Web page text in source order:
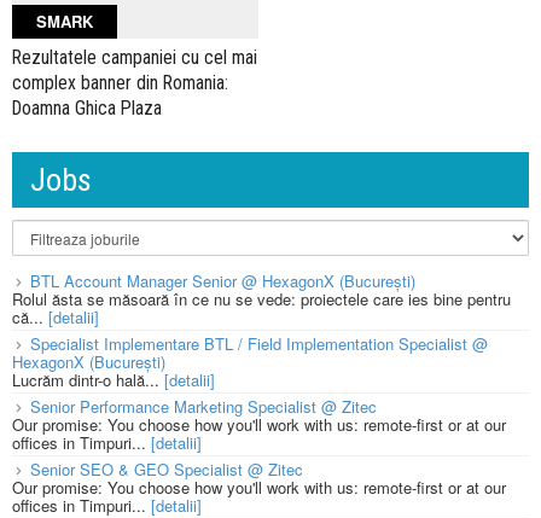
SMARK
Rezultatele campaniei cu cel mai
complex banner din Romania:
Doamna Ghica Plaza
Jobs
BTL Account Manager Senior @ HexagonX (București)
Rolul ăsta se măsoară în ce nu se vede: proiectele care ies bine pentru
că... [detalii]
Specialist Implementare BTL / Field Implementation Specialist @
HexagonX (București)
Lucrăm dintr-o hală...[detalii]
Senior Performance Marketing Specialist @ Zitec
Our promise: You choose how you'll work with us: remote-first or at our
offices in Timpuri... [detalii]
Senior SEO & GEO Specialist @ Zitec
Our promise: You choose how you'll work with us: remote-first or at our
offices in Timpuri... [detalii]